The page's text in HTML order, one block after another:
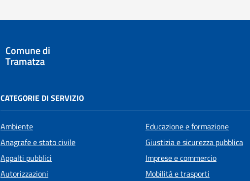
Comune di
Tramatza
CATEGORIE DI SERVIZIO
Ambiente
Anagrafe e stato civile
Appalti pubblici
Autorizzazioni
Educazione e formazione
Giustizia e sicurezza pubblica
Imprese e commercio
Mobilità e trasporti